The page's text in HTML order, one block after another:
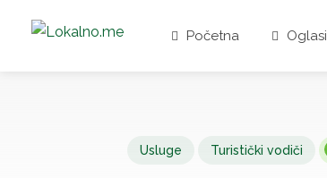
Početna Oglasi
Usluge Turistički vodiči